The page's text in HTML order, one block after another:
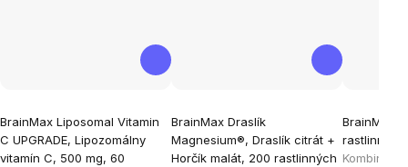
BrainMax Liposomal Vitamin
C UPGRADE, Lipozomálny
vitamín C, 500 mg, 60
hodnotenie
produktu
BrainMax Draslík
Magnesium®, Draslík citrát +
Horčík malát, 200 rastlinných
hodnotenie
produktu
BrainMax
rastlinných
produktu